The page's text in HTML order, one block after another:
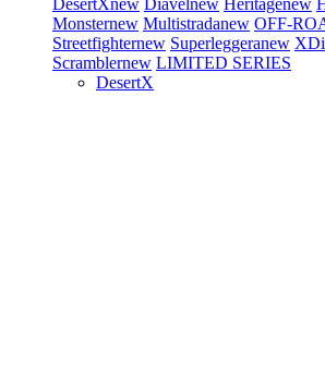
DesertXnew Diavelnew Heritagenew
Monsternew Multistradanew OFF-
Streetfighternew Superleggeranew
Scramblernew LIMITED SERIES
DesertX